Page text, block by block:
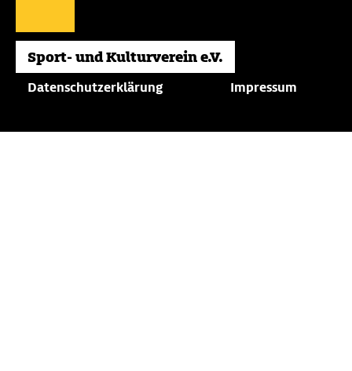
Datenschutzerklärung Impressum